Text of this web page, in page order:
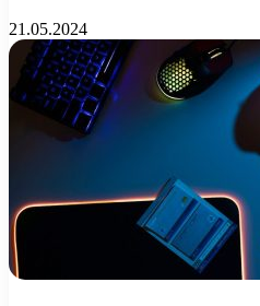
21.05.2024